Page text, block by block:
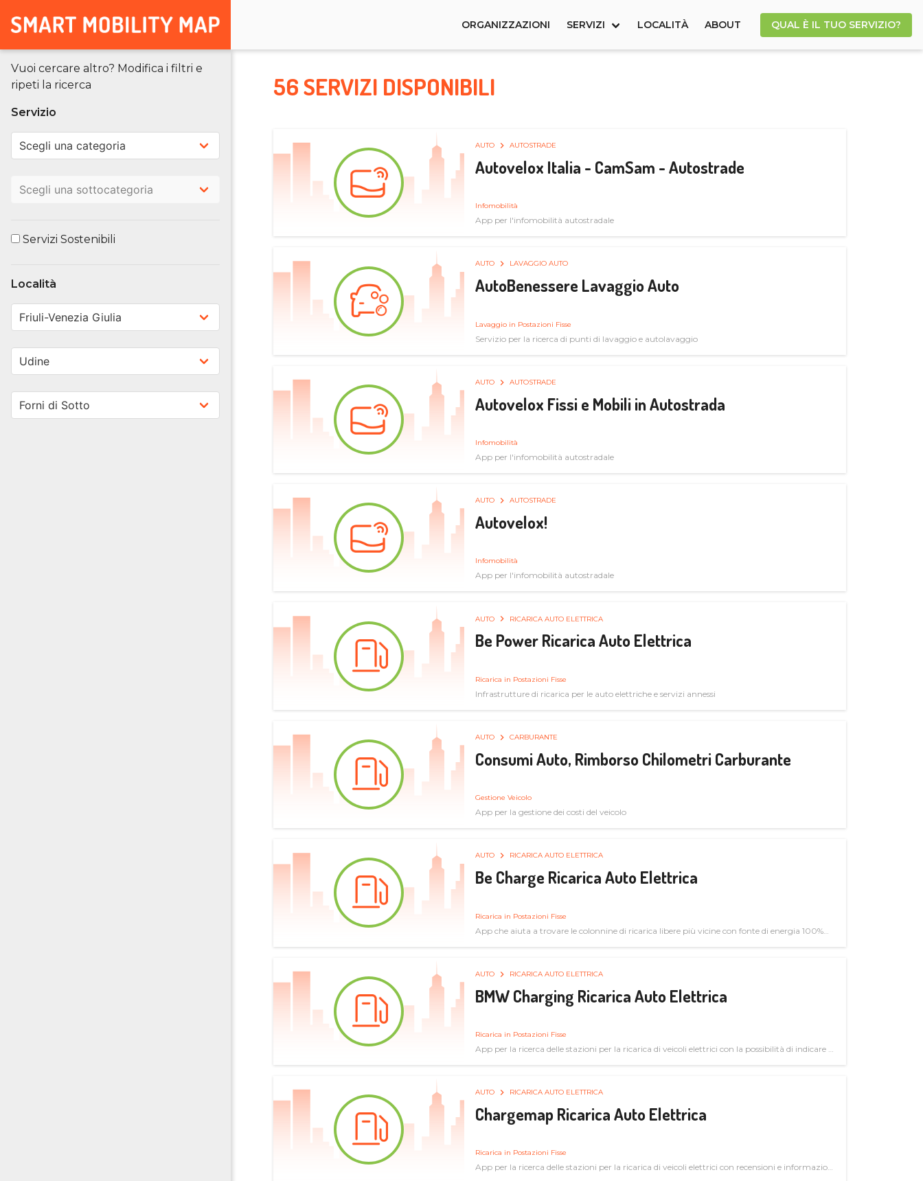
ORGANIZZAZIONI SERVIZI LOCALITÀ ABOUT QUAL È IL TUO SERVIZIO?
Vuoi cercare altro? Modifica i filtri e
ripeti la ricerca
Servizio
Servizi Sostenibili
Località
56 SERVIZI DISPONIBILI
AUTO AUTOSTRADE
Autovelox Italia - CamSam - Autostrade
Infomobilità
App per l'infomobilità autostradale
AUTO LAVAGGIO AUTO
AutoBenessere Lavaggio Auto
Lavaggio in Postazioni Fisse
Servizio per la ricerca di punti di lavaggio e autolavaggio
AUTO AUTOSTRADE
Autovelox Fissi e Mobili in Autostrada
Infomobilità
App per l'infomobilità autostradale
AUTO AUTOSTRADE
Autovelox!
Infomobilità
App per l'infomobilità autostradale
AUTO RICARICA AUTO ELETTRICA
Be Power Ricarica Auto Elettrica
Ricarica in Postazioni Fisse
Infrastrutture di ricarica per le auto elettriche e servizi annessi
AUTO CARBURANTE
Consumi Auto, Rimborso Chilometri Carburante
Gestione Veicolo
App per la gestione dei costi del veicolo
AUTO RICARICA AUTO ELETTRICA
Be Charge Ricarica Auto Elettrica
Ricarica in Postazioni Fisse
App che aiuta a trovare le colonnine di ricarica libere più vicine con fonte di energia 100%
AUTO RICARICA AUTO ELETTRICA
BMW Charging Ricarica Auto Elettrica
Ricarica in Postazioni Fisse
App per la ricerca delle stazioni per la ricarica di veicoli elettrici con la possibilità di indicare le
AUTO RICARICA AUTO ELETTRICA
Chargemap Ricarica Auto Elettrica
Ricarica in Postazioni Fisse
App per la ricerca delle stazioni per la ricarica di veicoli elettrici con recensioni e informazioni